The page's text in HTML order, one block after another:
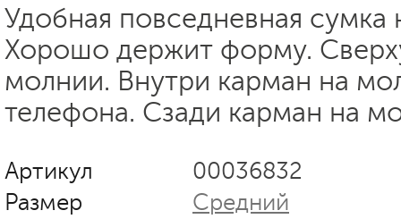
Удобная повседневная
Хорошо держит форму.
молнии. Внутри карман на
телефона. Сзади карман на
Артикул
00036832
Размер
Средний